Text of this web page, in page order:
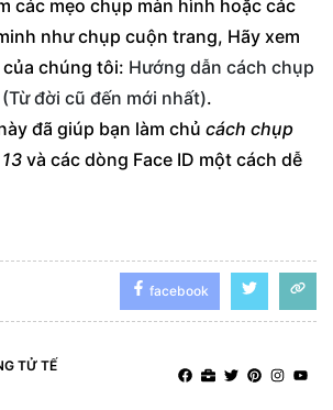
các mẹo chụp màn hình hoặc các
như chụp cuộn trang, Hãy xem
chúng tôi: Hướng dẫn cách chụp
đời cũ đến mới nhất).
đã giúp bạn làm chủ cách chụp
và các dòng Face ID một cách dễ
facebook
TỬ TẾ